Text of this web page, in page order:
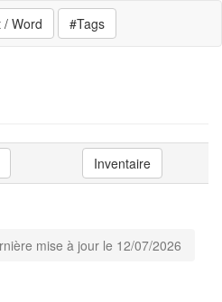
/ Word #Tags
Inventaire
mise à jour le 12/07/2026